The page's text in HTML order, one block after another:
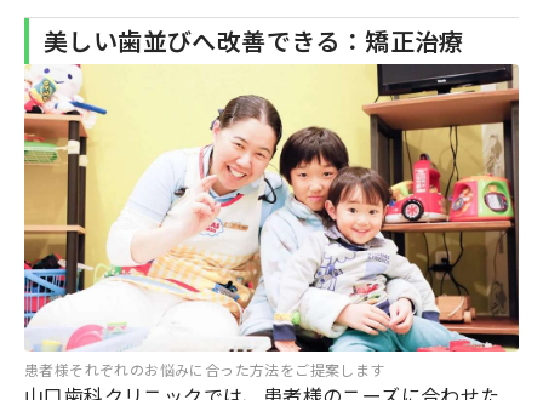
美しい歯並びへ改善できる：矯正治療
患者様それぞれのお悩みに合った方法をご提案します